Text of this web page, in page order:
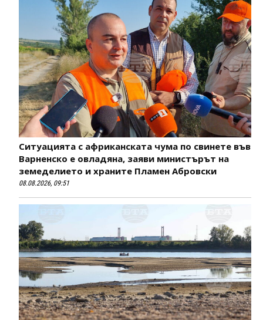
Ситуацията с африканската чума по свинете във
Варненско е овладяна, заяви министърът на
земеделието и храните Пламен Абровски
08.08.2026, 09:51